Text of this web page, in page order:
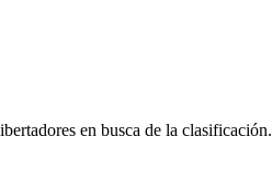
en busca de la clasificación.